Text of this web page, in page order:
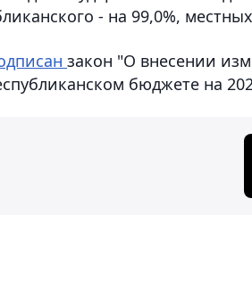
- на 99,0%,
закон "О внесении
бюджете на